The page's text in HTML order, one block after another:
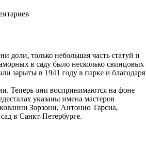
доли, только небольшая часть статуй и
в саду было несколько свинцовых
зарыты в 1941 году в парке и благодаря
Теперь они воспринимаются на фоне
указаны имена мастеров
Зорзони, Антонио Тарсиа,
в Санкт-Петербурге.